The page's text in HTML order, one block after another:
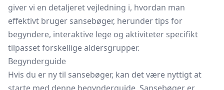
giver vi en detaljeret vejledning i, hvordan man
effektivt bruger sansebøger, herunder tips for
begyndere, interaktive lege og aktiviteter specifikt
tilpasset forskellige aldersgrupper.
Begynderguide
Hvis du er ny til sansebøger, kan det være nyttigt at